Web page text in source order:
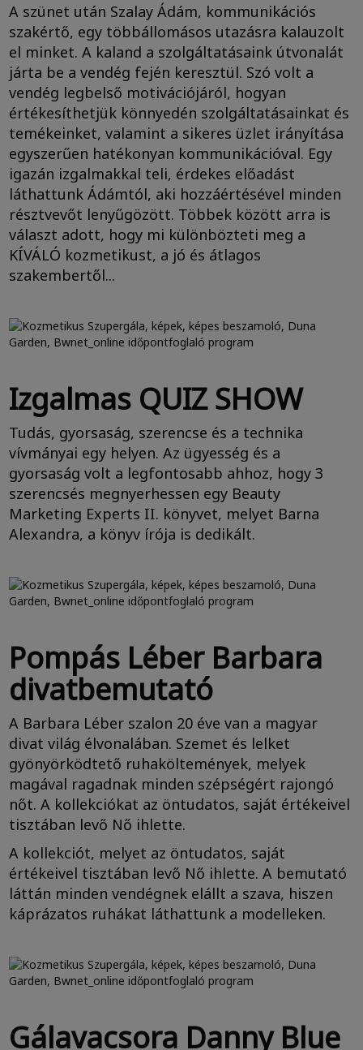
A szünet után Szalay Ádám, kommunikációs
szakértő, egy többállomásos utazásra kalauzolt
el minket. A kaland a szolgáltatásaink útvonalát
járta be a vendég fején keresztül. Szó volt a
vendég legbelső motivációjáról, hogyan
értékesíthetjük könnyedén szolgáltatásainkat és
temékeinket, valamint a sikeres üzlet irányítása
egyszerűen hatékonyan kommunikációval. Egy
igazán izgalmakkal teli, érdekes előadást
láthattunk Ádámtól, aki hozzáértésével minden
résztvevőt lenyűgözött. Többek között arra is
választ adott, hogy mi különbözteti meg a
KÍVÁLÓ kozmetikust, a jó és átlagos
szakembertől...
Izgalmas QUIZ SHOW
Tudás, gyorsaság, szerencse és a technika
vívmányai egy helyen. Az ügyesség és a
gyorsaság volt a legfontosabb ahhoz, hogy 3
szerencsés megnyerhessen egy Beauty
Marketing Experts II. könyvet, melyet Barna
Alexandra, a könyv írója is dedikált.
Pompás Léber Barbara
divatbemutató
A Barbara Léber szalon 20 éve van a magyar
divat világ élvonalában. Szemet és lelket
gyönyörködtető ruhaköltemények, melyek
magával ragadnak minden szépségért rajongó
nőt. A kollekciókat az öntudatos, saját értékeivel
tisztában levő Nő ihlette.
A kollekciót, melyet az öntudatos, saját
értékeivel tisztában levő Nő ihlette. A bemutató
láttán minden vendégnek elállt a szava, hiszen
káprázatos ruhákat láthattunk a modelleken.
Gálavacsora Danny Blue